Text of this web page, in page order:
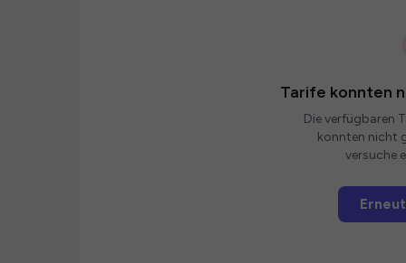
Tarife konnten
Die verfügbaren
konnten nicht
versuche